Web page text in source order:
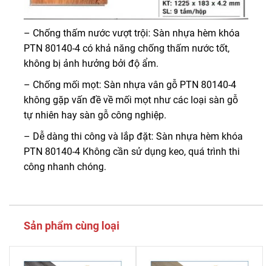
– Chống thấm nước vượt trội: Sàn nhựa hèm khóa
PTN 80140-4 có khả năng chống thấm nước tốt,
không bị ảnh hưởng bởi độ ẩm.
– Chống mối mọt: Sàn nhựa vân gỗ PTN 80140-4
không gặp vấn đề về mối mọt như các loại sàn gỗ
tự nhiên hay sàn gỗ công nghiệp.
– Dễ dàng thi công và lắp đặt: Sàn nhựa hèm khóa
PTN 80140-4 Không cần sử dụng keo, quá trình thi
công nhanh chóng.
Sản phẩm cùng loại